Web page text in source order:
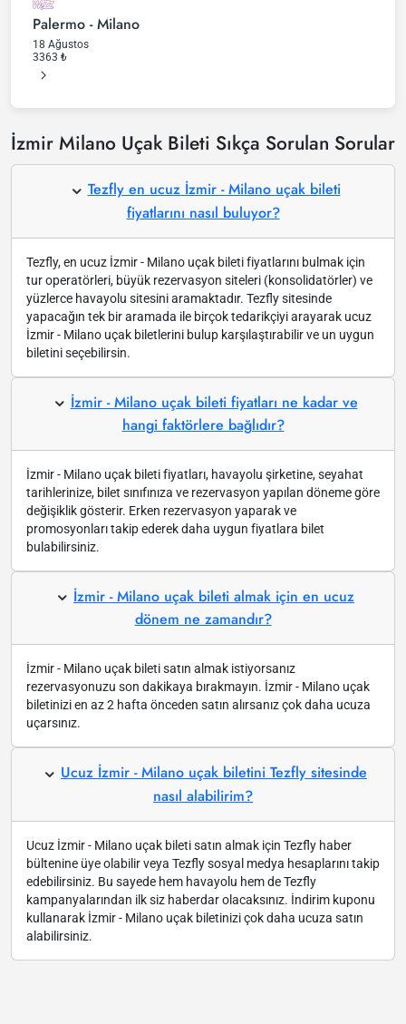
Palermo - Milano
18 Ağustos
3363 ₺
İzmir Milano Uçak Bileti Sıkça Sorulan Sorular
Tezfly en ucuz İzmir - Milano uçak bileti
fiyatlarını nasıl buluyor?
Tezfly, en ucuz İzmir - Milano uçak bileti fiyatlarını bulmak için
tur operatörleri, büyük rezervasyon siteleri (konsolidatörler) ve
yüzlerce havayolu sitesini aramaktadır. Tezfly sitesinde
yapacağın tek bir aramada ile birçok tedarikçiyi arayarak ucuz
İzmir - Milano uçak biletlerini bulup karşılaştırabilir ve un uygun
biletini seçebilirsin.
İzmir - Milano uçak bileti fiyatları ne kadar ve
hangi faktörlere bağlıdır?
İzmir - Milano uçak bileti fiyatları, havayolu şirketine, seyahat
tarihlerinize, bilet sınıfınıza ve rezervasyon yapılan döneme göre
değişiklik gösterir. Erken rezervasyon yaparak ve
promosyonları takip ederek daha uygun fiyatlara bilet
bulabilirsiniz.
İzmir - Milano uçak bileti almak için en ucuz
dönem ne zamandır?
İzmir - Milano uçak bileti satın almak istiyorsanız
rezervasyonuzu son dakikaya bırakmayın. İzmir - Milano uçak
biletinizi en az 2 hafta önceden satın alırsanız çok daha ucuza
uçarsınız.
Ucuz İzmir - Milano uçak biletini Tezfly sitesinde
nasıl alabilirim?
Ucuz İzmir - Milano uçak bileti satın almak için Tezfly haber
bültenine üye olabilir veya Tezfly sosyal medya hesaplarını takip
edebilirsiniz. Bu sayede hem havayolu hem de Tezfly
kampanyalarından ilk siz haberdar olacaksınız. İndirim kuponu
kullanarak İzmir - Milano uçak biletinizi çok daha ucuza satın
alabilirsiniz.